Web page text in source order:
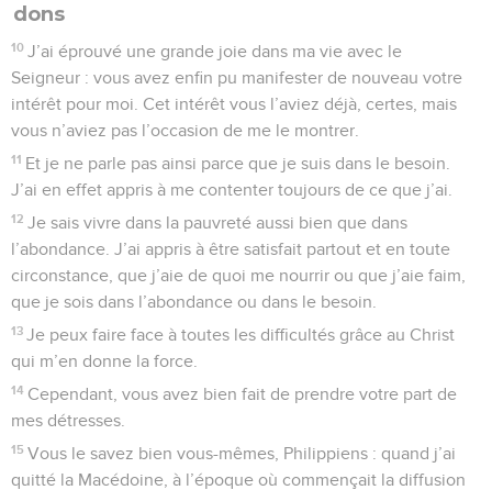
dons
10 J’ai éprouvé une grande joie dans ma vie avec le
Seigneur : vous avez enfin pu manifester de nouveau votre
intérêt pour moi. Cet intérêt vous l’aviez déjà, certes, mais
vous n’aviez pas l’occasion de me le montrer.
11 Et je ne parle pas ainsi parce que je suis dans le besoin.
J’ai en effet appris à me contenter toujours de ce que j’ai.
12 Je sais vivre dans la pauvreté aussi bien que dans
l’abondance. J’ai appris à être satisfait partout et en toute
circonstance, que j’aie de quoi me nourrir ou que j’aie faim,
que je sois dans l’abondance ou dans le besoin.
13 Je peux faire face à toutes les difficultés grâce au Christ
qui m’en donne la force.
14 Cependant, vous avez bien fait de prendre votre part de
mes détresses.
15 Vous le savez bien vous-mêmes, Philippiens : quand j’ai
quitté la Macédoine, à l’époque où commençait la diffusion